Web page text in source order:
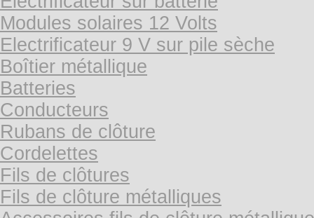
Modules solaires 12 Volts
Electrificateur 9 V sur pile sèche
Boîtier métallique
Batteries
Conducteurs
Rubans de clôture
Cordelettes
Fils de clôtures
Fils de clôture métalliques